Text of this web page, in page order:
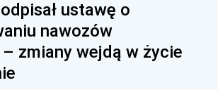
ustawę o
nawozów
zmiany wejdą w życie